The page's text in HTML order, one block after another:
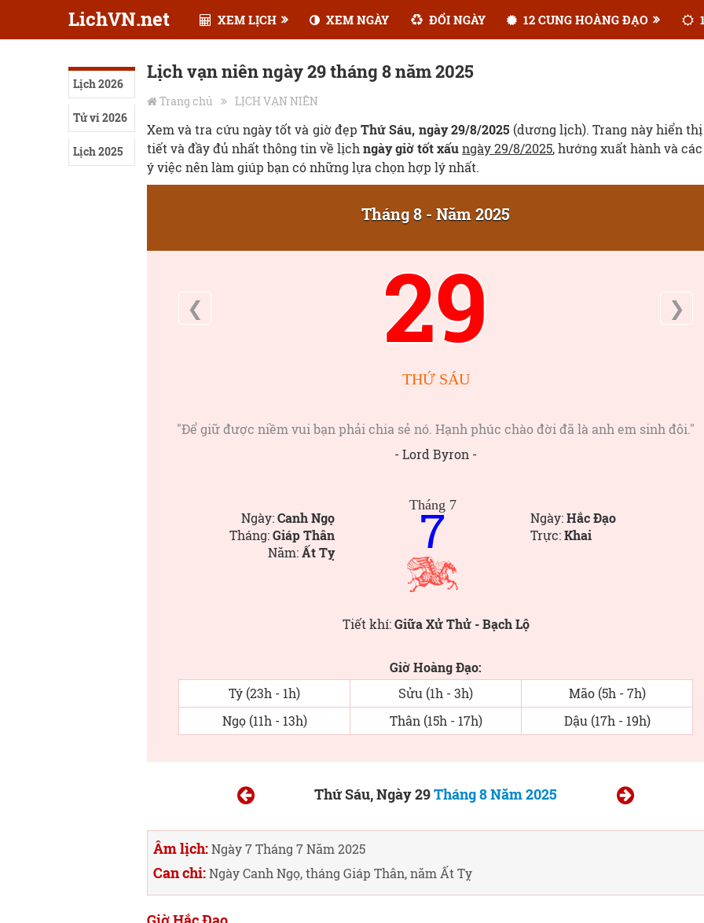
LichVN.net XEM LỊCH XEM NGÀY ĐỔI NGÀY 12 CUNG HOÀNG ĐẠO
Lịch 2026
Tử vi 2026
Lịch 2025
Lịch vạn niên ngày 29 tháng 8 năm 2025
Trang chủ LỊCH VẠN NIÊN
Xem và tra cứu ngày tốt và giờ đẹpThứ Sáu, ngày 29/8/2025 (dương lịch). Trang này hiển
tiết và đầy đủ nhất thông tin về lịchngày giờ tốt xấu ngày 29/8/2025, hướng xuất hành và
ý việc nên làm giúp bạn có những lựa chọn hợp lý nhất.
Tháng 8 - Năm 2025
❮ 29 ❯
THỨ SÁU
"Để giữ được niềm vui bạn phải chia sẻ nó. Hạnh phúc chào đời đã là anh em sinh đôi."
- Lord Byron -
Ngày:Canh Ngọ
Tháng:Giáp Thân
Năm:Ất Tỵ
Tháng 7
7 Ngày:Hắc Đạo
Trực:Khai
Tiết khí:Giữa Xử Thử - Bạch Lộ
Giờ Hoàng Đạo:
Tý (23h - 1h)
Sửu (1h - 3h)
Mão (5h - 7h)
Ngọ (11h - 13h)
Thân (15h - 17h) Dậu (17h - 19h)
Thứ Sáu, Ngày 29Tháng 8 Năm 2025
Âm lịch:Ngày 7 Tháng 7 Năm 2025
Can chi:Ngày Canh Ngọ, tháng Giáp Thân, năm Ất Tỵ